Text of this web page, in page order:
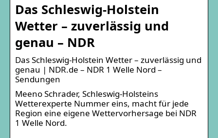
Das Schleswig-Holstein
Wetter – zuverlässig und
genau – NDR
Das Schleswig-Holstein Wetter – zuverlässig und
genau | NDR.de – NDR 1 Welle Nord –
Sendungen
Meeno Schrader, Schleswig-Holsteins
Wetterexperte Nummer eins, macht für jede
Region eine eigene Wettervorhersage bei NDR
1 Welle Nord.